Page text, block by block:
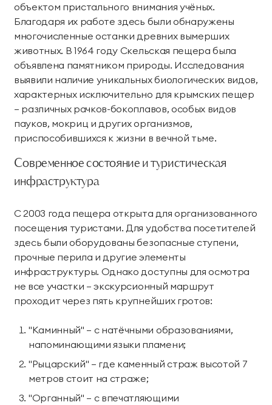
объектом пристального внимания учёных.
Благодаря их работе здесь были обнаружены
многочисленные останки древних вымерших
животных. В 1964 году Скельская пещера была
объявлена памятником природы. Исследования
выявили наличие уникальных биологических видов,
характерных исключительно для крымских пещер
— различных рачков-бокоплавов, особых видов
пауков, мокриц и других организмов,
приспособившихся к жизни в вечной тьме.
Современное состояние и туристическая
инфраструктура
С 2003 года пещера открыта для организованного
посещения туристами. Для удобства посетителей
здесь были оборудованы безопасные ступени,
прочные перила и другие элементы
инфраструктуры. Однако доступны для осмотра
не все участки — экскурсионный маршрут
проходит через пять крупнейших гротов:
"Каминный" — с натёчными образованиями,
напоминающими языки пламени;
"Рыцарский" — где каменный страж высотой 7
метров стоит на страже;
"Органный" — с впечатляющими